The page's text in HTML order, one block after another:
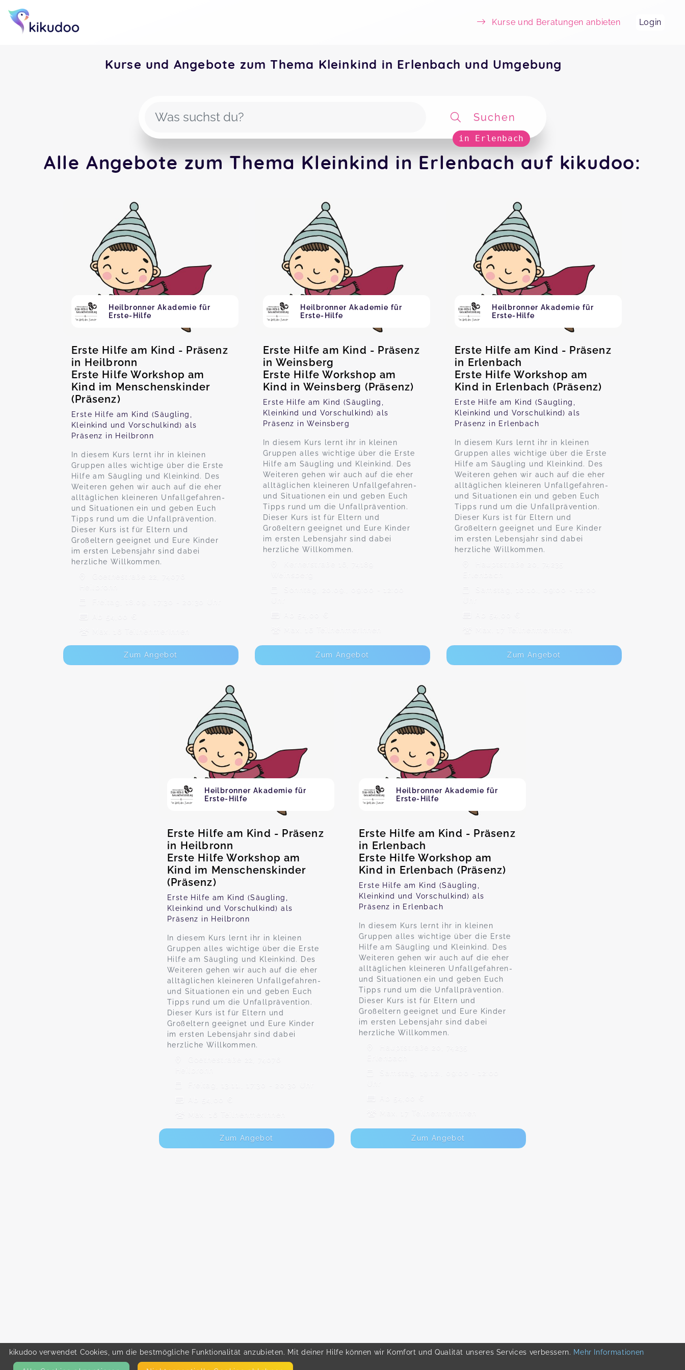
Kurse und Beratungen anbieten Login
Kurse und Angebote zum Thema Kleinkind in Erlenbach und Umgebung
Suchen
in Erlenbach
Alle Angebote zum Thema Kleinkind in Erlenbach auf kikudoo:
Heilbronner Akademie für
Erste-Hilfe
Erste Hilfe am Kind - Präsenz
in Heilbronn
Erste Hilfe Workshop am
Kind im Menschenskinder
(Präsenz)
Erste Hilfe am Kind (Säugling,
Kleinkind und Vorschulkind) als
Präsenz in Heilbronn
In diesem Kurs lernt ihr in kleinen
Gruppen alles wichtige über die Erste
Hilfe am Säugling und Kleinkind. Des
Weiteren gehen wir auch auf die eher
alltäglichen kleineren Unfallgefahren-
und Situationen ein und geben Euch
Tipps rund um die Unfallprävention.
Dieser Kurs ist für Eltern und
Großeltern geeignet und Eure Kinder
im ersten Lebensjahr sind dabei
herzliche Willkommen.
Goethestraße 22, 74076
Heilbronn
Freitag, 18.09., 17:30 - 20:30 Uhr
Ab 54,00 €
Max. 16 TeilnehmerInnen
Zum Angebot
Heilbronner Akademie für
Erste-Hilfe
Erste Hilfe am Kind - Präsenz
in Weinsberg
Erste Hilfe Workshop am
Kind in Weinsberg (Präsenz)
Erste Hilfe am Kind (Säugling,
Kleinkind und Vorschulkind) als
Präsenz in Weinsberg
In diesem Kurs lernt ihr in kleinen
Gruppen alles wichtige über die Erste
Hilfe am Säugling und Kleinkind. Des
Weiteren gehen wir auch auf die eher
alltäglichen kleineren Unfallgefahren-
und Situationen ein und geben Euch
Tipps rund um die Unfallprävention.
Dieser Kurs ist für Eltern und
Großeltern geeignet und Eure Kinder
im ersten Lebensjahr sind dabei
herzliche Willkommen.
Kernerstraße 16, 74189
Sonntag, 20.09., 09:00 - 12:00
Ab 54,00 €
Max. 16 TeilnehmerInnen
Zum Angebot
Heilbronner Akademie für
Erste-Hilfe
Erste Hilfe am Kind - Präsenz
in Erlenbach
Erste Hilfe Workshop am
Kind in Erlenbach (Präsenz)
Erste Hilfe am Kind (Säugling,
Kleinkind und Vorschulkind) als
Präsenz in Erlenbach
In diesem Kurs lernt ihr in kleinen
Gruppen alles wichtige über die Erste
Hilfe am Säugling und Kleinkind. Des
Weiteren gehen wir auch auf die eher
alltäglichen kleineren Unfallgefahren-
und Situationen ein und geben Euch
Tipps rund um die Unfallprävention.
Dieser Kurs ist für Eltern und
Großeltern geeignet und Eure Kinder
im ersten Lebensjahr sind dabei
herzliche Willkommen.
Hauptstraße 20, 74235
Erlenbach
Samstag, 10.10., 09:00 - 12:00
Ab 54,00 €
Max. 17 TeilnehmerInnen
Zum Angebot
Heilbronner Akademie für
Erste-Hilfe
Erste Hilfe am Kind - Präsenz
in Heilbronn
Erste Hilfe Workshop am
Kind im Menschenskinder
(Präsenz)
Erste Hilfe am Kind (Säugling,
Kleinkind und Vorschulkind) als
Präsenz in Heilbronn
In diesem Kurs lernt ihr in kleinen
Gruppen alles wichtige über die Erste
Hilfe am Säugling und Kleinkind. Des
Weiteren gehen wir auch auf die eher
alltäglichen kleineren Unfallgefahren-
und Situationen ein und geben Euch
Tipps rund um die Unfallprävention.
Dieser Kurs ist für Eltern und
Großeltern geeignet und Eure Kinder
im ersten Lebensjahr sind dabei
herzliche Willkommen.
Goethestraße 22, 74076
Heilbronn
Freitag, 13.11., 17:30 - 20:30 Uhr
Ab 54,00 €
Max. 16 TeilnehmerInnen
Zum Angebot
Heilbronner Akademie für
Erste-Hilfe
Erste Hilfe am Kind - Präsenz
in Erlenbach
Erste Hilfe Workshop am
Kind in Erlenbach (Präsenz)
Erste Hilfe am Kind (Säugling,
Kleinkind und Vorschulkind) als
Präsenz in Erlenbach
In diesem Kurs lernt ihr in kleinen
Gruppen alles wichtige über die Erste
Hilfe am Säugling und Kleinkind. Des
Weiteren gehen wir auch auf die eher
alltäglichen kleineren Unfallgefahren-
und Situationen ein und geben Euch
Tipps rund um die Unfallprävention.
Dieser Kurs ist für Eltern und
Großeltern geeignet und Eure Kinder
im ersten Lebensjahr sind dabei
herzliche Willkommen.
Hauptstraße 20, 74235
Erlenbach
Samstag, 19.12., 09:00 - 12:00
Ab 54,00 €
Max. 17 TeilnehmerInnen
Zum Angebot
kikudoo verwendet Cookies, um die bestmögliche Funktionalität anzubieten. Mit deiner Hilfe können wir Komfort und Qualität unseres Services verbessern. Mehr Informationen